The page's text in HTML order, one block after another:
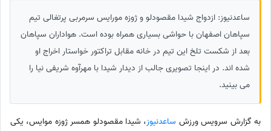
ساعدنیوز: ازدواج شیدا مقصودلو و ژوزه مورایس سرمربی پرتغالی تیم
سپاهان اصفهان با حواشی بسیاری همراه بوده است. هواداران سپاهان
بعد از شکست تلخ این تیم در خانه مقابل تراکتور خواستار اخراج او
شده اند. در اینجا تصویری جالب از دیدار شیدا با مهرآوه شریفی نیا را
می بینید.
به گزارش سرویس ورزش ساعدنیوز، شیدا مقصودلو همسر ژوزه موایس، یکی